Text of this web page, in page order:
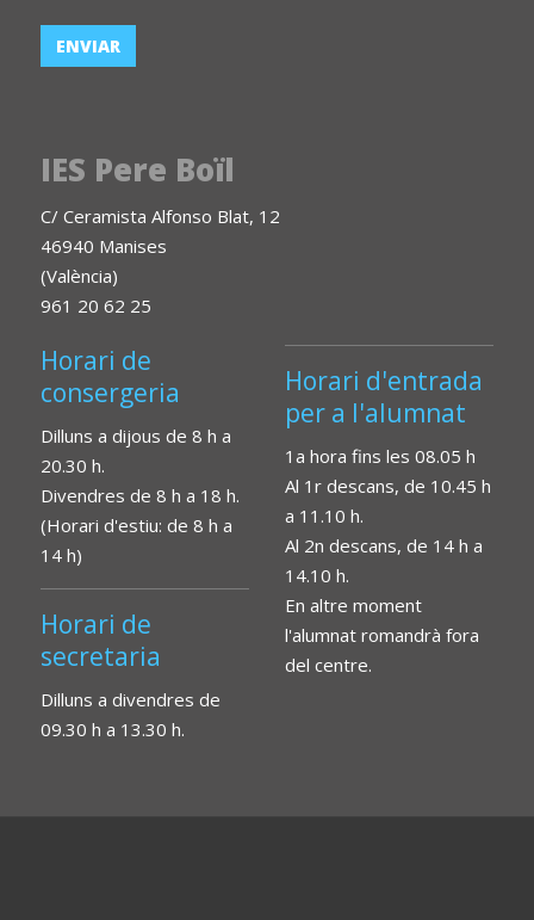
IES Pere Boïl
C/ Ceramista Alfonso Blat, 12
46940 Manises
(València)
961 20 62 25
Horari de
consergeria
Dilluns a dijous de 8 h a
20.30 h.
Divendres de 8 h a 18 h.
(Horari d'estiu: de 8 h a
14 h)
Horari de
secretaria
Dilluns a divendres de
09.30 h a 13.30 h.
Horari d'entrada
per a l'alumnat
1a hora fins les 08.05 h
Al 1r descans, de 10.45 h
a 11.10 h.
Al 2n descans, de 14 h a
14.10 h.
En altre moment
l'alumnat romandrà fora
del centre.